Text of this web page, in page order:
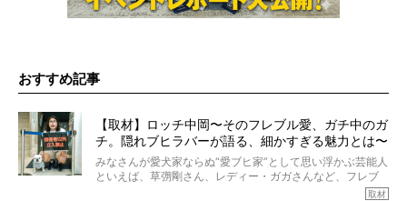
おすすめ記事
【取材】ロッチ中岡〜そのフレブル愛、ガチ中のガ
チ。隠れブヒラバーが語る、細かすぎる魅力とは〜
【前編】
みなさんが愛犬家ならぬ“愛ブヒ家”として思い浮かぶ芸能人
といえば、草彅剛さん、レディー・ガガさんなど、フレブ
ルを飼っている方が多いと思います。が、ロッチ中岡さん取材